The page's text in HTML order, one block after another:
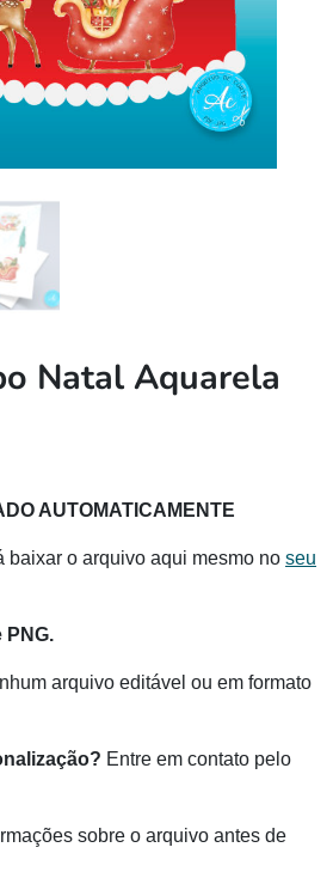
Natal Aquarela
AUTOMATICAMENTE
baixar o arquivo aqui mesmo no seu
PNG.
arquivo editável ou em formato
Entre em contato pelo
sobre o arquivo antes de